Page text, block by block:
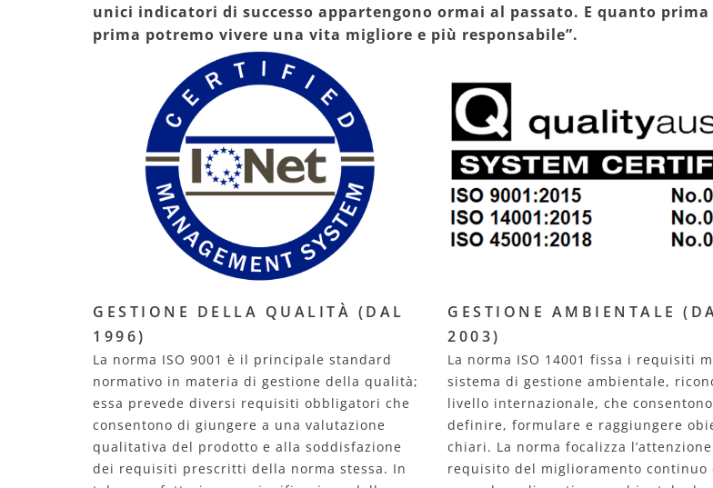
unici indicatori di successo appartengono ormai al passato. E quanto
prima potremo vivere una vita migliore e più responsabile”.
GESTIONE DELLA QUALITÀ (DAL
1996)
La norma ISO 9001 è il principale standard
normativo in materia di gestione della qualità;
essa prevede diversi requisiti obbligatori che
consentono di giungere a una valutazione
qualitativa del prodotto e alla soddisfazione
dei requisiti prescritti della norma stessa. In
GESTIONE AMBIENTALE
2003)
La norma ISO 14001 fissa i requisiti
sistema di gestione ambientale,
livello internazionale, che
definire, formulare e raggiungere
chiari. La norma focalizza
requisito del miglioramento continuo